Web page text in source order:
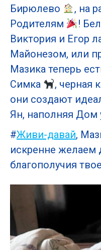
Бирюлево
, на
Родителям
!
Виктория и Егор
Майонезом, или
Мазика теперь
Симка
, черная
они создают
Ян, наполняя Дом
#Живи-давай,
искренне желаем
благополучия